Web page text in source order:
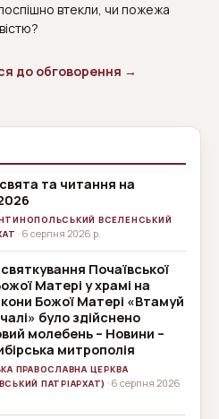
втекли, чи пожежа
до обговорення →
та читання на
ВСЕЛЕНСЬКИЙ
· 6 серпня 2026 р.
Почаївської
Матері у храмі на
Божої Матері «Втамуй
було здійснено
молебень – Новини –
митрополія
ПРАВОСЛАВНА ЦЕРКВА
ПАТРІАРХАТ) · 6 серпня 2026